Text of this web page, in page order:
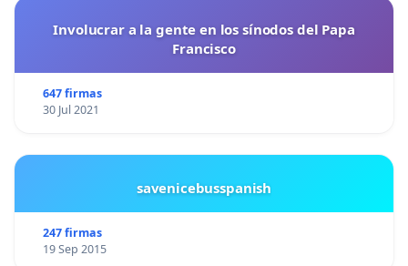
Involucrar a la gente en los sínodos del Papa
Francisco
647 firmas
30 Jul 2021
savenicebusspanish
247 firmas
19 Sep 2015